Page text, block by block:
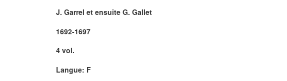
J. Garrel et ensuite G. Gallet
1692-1697
4 vol.
Langue: F